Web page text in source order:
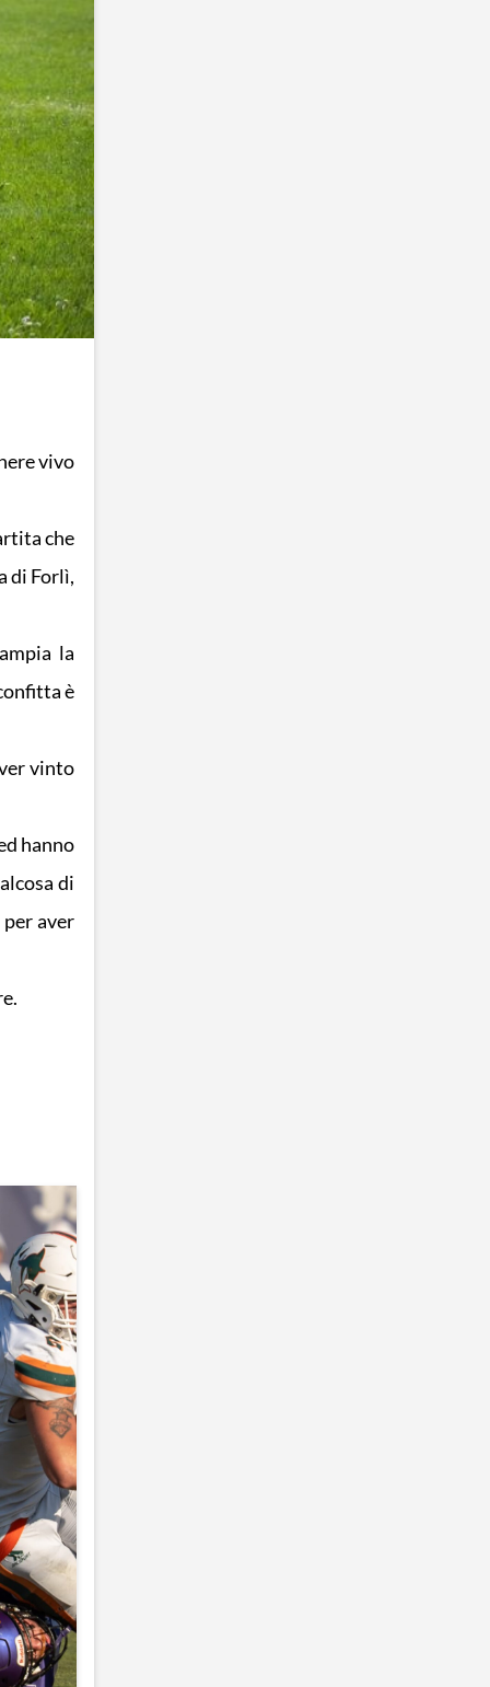
vivo
che
di Forlì,
la
è
vinto
hanno
di
aver